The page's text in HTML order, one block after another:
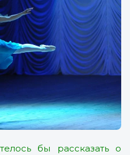
бы рассказать о